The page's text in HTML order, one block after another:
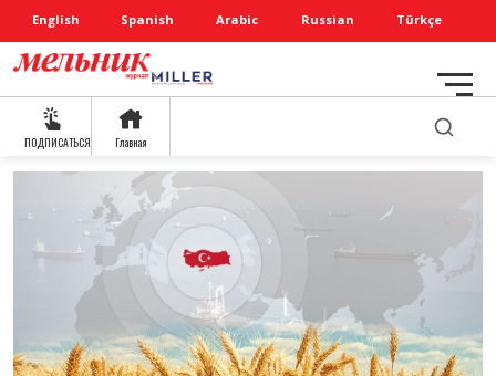
English Spanish Arabic Russian Türkçe
ПОДПИСАТЬСЯ Главная